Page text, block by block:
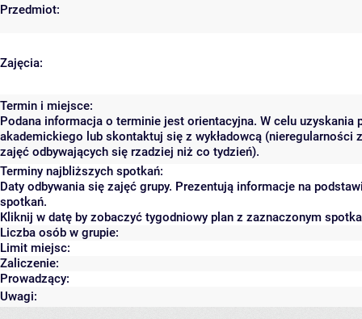
Przedmiot:
Zajęcia:
Termin i miejsce:
Podana informacja o terminie jest orientacyjna. W celu
akademickiego lub skontaktuj się z wykładowcą (nieregularności
zajęć odbywających się rzadziej niż co tydzień).
Terminy najbliższych spotkań:
Daty odbywania się zajęć grupy. Prezentują informacje na
spotkań.
Kliknij w datę by zobaczyć tygodniowy plan z zaznaczonym
Liczba osób w grupie:
Limit miejsc:
Zaliczenie:
Prowadzący:
Uwagi: